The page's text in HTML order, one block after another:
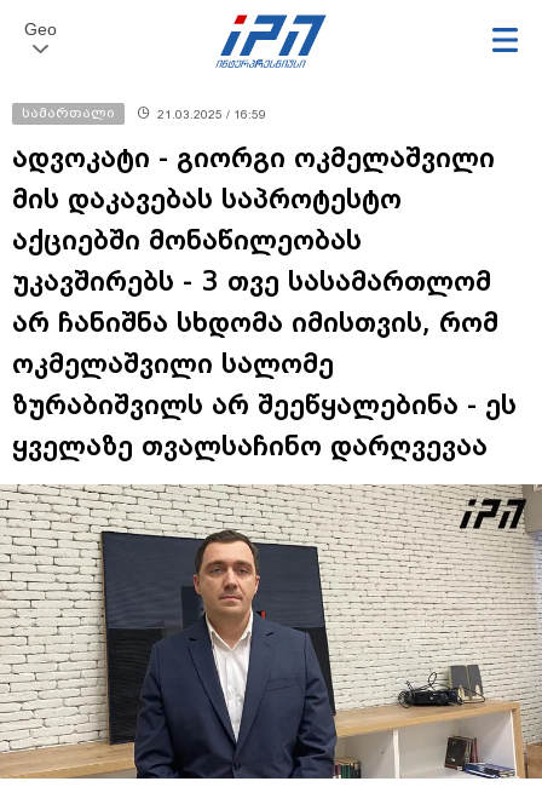
Geo
სამართალი 21.03.2025 / 16:59
ადვოკატი - გიორგი ოკმელაშვილი
მის დაკავებას საპროტესტო
აქციებში მონაწილეობას
უკავშირებს - 3 თვე სასამართლომ
არ ჩანიშნა სხდომა იმისთვის, რომ
ოკმელაშვილი სალომე
ზურაბიშვილს არ შეეწყალებინა - ეს
ყველაზე თვალსაჩინო დარღვევაა